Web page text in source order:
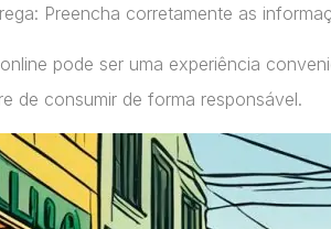
Preencha corretamente as
online pode ser uma experiência
de consumir de forma responsável.